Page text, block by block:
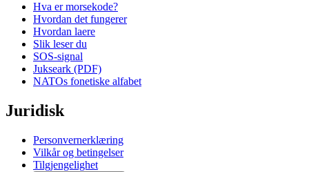
Hva er morsekode?
Hvordan det fungerer
Hvordan laere
Slik leser du
SOS-signal
Jukseark (PDF)
NATOs fonetiske alfabet
Juridisk
Personvernerklæring
Vilkår og betingelser
Tilgjengelighet